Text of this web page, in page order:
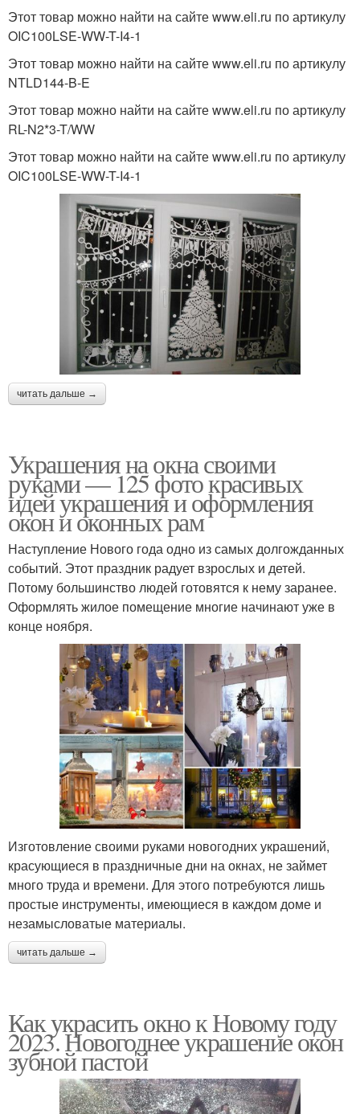
Этот товар можно найти на сайте www.eli.ru по артикулу
OIC100LSE-WW-T-I4-1
Этот товар можно найти на сайте www.eli.ru по артикулу
NTLD144-B-E
Этот товар можно найти на сайте www.eli.ru по артикулу
RL-N2*3-T/WW
Этот товар можно найти на сайте www.eli.ru по артикулу
OIC100LSE-WW-T-I4-1
читать дальше →
Украшения на окна своими
руками — 125 фото красивых
идей украшения и оформления
окон и оконных рам
Наступление Нового года одно из самых долгожданных
событий. Этот праздник радует взрослых и детей.
Потому большинство людей готовятся к нему заранее.
Оформлять жилое помещение многие начинают уже в
конце ноября.
Изготовление своими руками новогодних украшений,
красующиеся в праздничные дни на окнах, не займет
много труда и времени. Для этого потребуются лишь
простые инструменты, имеющиеся в каждом доме и
незамысловатые материалы.
читать дальше →
Как украсить окно к Новому году
2023. Новогоднее украшение окон
зубной пастой